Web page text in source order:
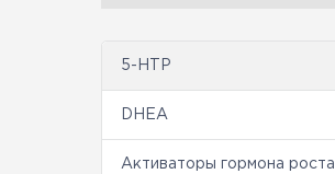
5-HTP
DHEA
Активаторы гормона роста